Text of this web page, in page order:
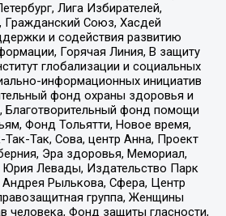
Лига Избирателей,
Гражданский Союз, Хасдей
и содействия развитию
Горячая Линия, В защиту
глобализации и социальных
информационных инициатив
фонд охраны здоровья и
Благотворительный фонд помощи
Фонд Тольятти, Новое время,
Так-Так, Сова, центр Анна, Проект
Эра здоровья, Мемориал,
Юрия Левады, Издательство Парк
Андрея Рылькова, Сфера, Центр
группа, Женщины
человека, Фонд защиты гласности,